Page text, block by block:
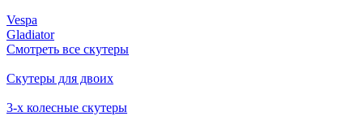
Vespa
Gladiator
Смотреть все скутеры
Скутеры для двоих
3-х колесные скутеры